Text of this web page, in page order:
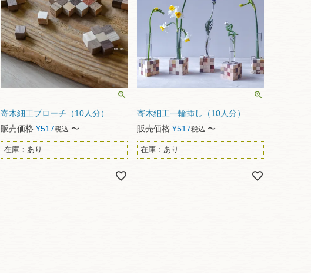
寄木細工ブローチ（10人分）
販売価格 ¥517税込 〜
在庫：あり
寄木細工一輪挿し（10人分）
販売価格 ¥517税込 〜
在庫：あり